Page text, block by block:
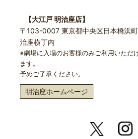
【大江戸 明治座店】
〒103-0007 東京都中央区日本橋浜
治座横丁内
※劇場に入場のお客様のみご利用いただ
ます。
予めご了承ください。
明治座ホームページ